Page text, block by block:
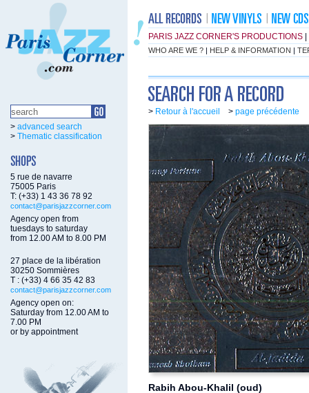
PARIS JAZZ CORNER'S PRODUCTIONS
WHO ARE WE ? | HELP & INFORMATION |
> advanced search
> Thematic classification
5 rue de navarre
75005 Paris
T: (+33) 1 43 36 78 92
contact@parisjazzcorner.com
Agency open from
tuesdays to saturday
from 12.00 AM to 8.00 PM
27 place de la libération
30250 Sommières
T : (+33) 4 66 35 42 83
contact@parisjazzcorner.com
Agency open on:
Saturday from 12.00 AM to
7.00 PM
or by appointment
> Retour à l'accueil > page précédente
Rabih Abou-Khalil (oud)